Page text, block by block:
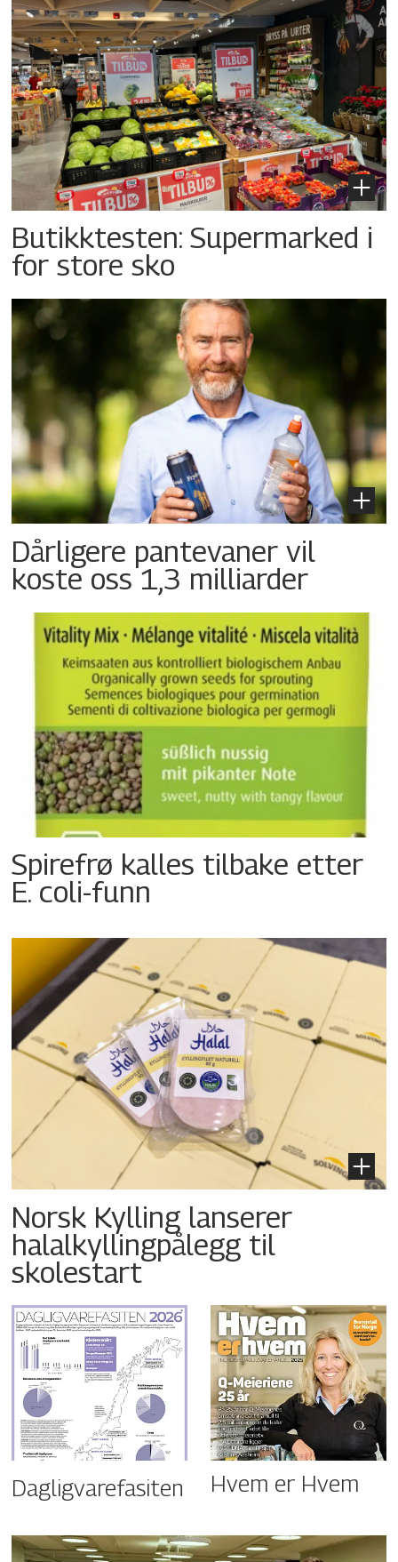
Butikktesten: Supermarked i
for store sko
Dårligere pantevaner vil
koste oss 1,3 milliarder
Spirefrø kalles tilbake etter
E. coli-funn
Norsk Kylling lanserer
halalkyllingpålegg til
skolestart
Dagligvarefasiten Hvem er Hvem